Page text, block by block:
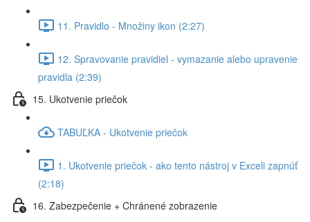
11. Pravidlo - Množiny ikon (2:27)
12. Spravovanie pravidiel - vymazanie alebo upravenie
pravidla (2:39)
15. Ukotvenie priečok
TABUĽKA - Ukotvenie priečok
1. Ukotvenie priečok - ako tento nástroj v Exceli zapnúť
(2:18)
16. Zabezpečenie + Chránené zobrazenie